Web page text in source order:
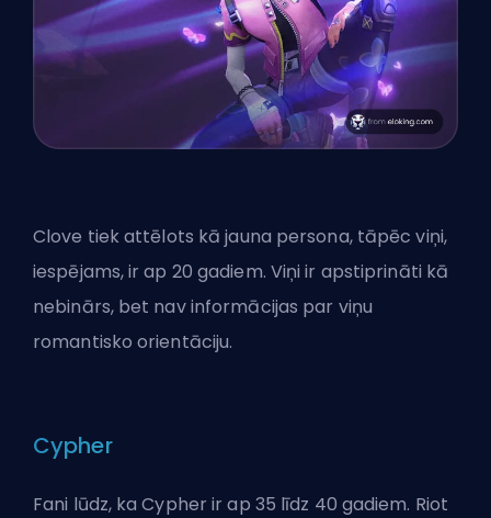
Clove tiek attēlots kā jauna persona, tāpēc viņi,
iespējams, ir ap 20 gadiem. Viņi ir apstiprināti kā
nebinārs, bet nav informācijas par viņu
romantisko orientāciju.
Cypher
Fani lūdz, ka Cypher ir ap 35 līdz 40 gadiem. Riot